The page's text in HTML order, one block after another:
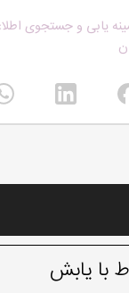
یابی و جستجوی
با یابش